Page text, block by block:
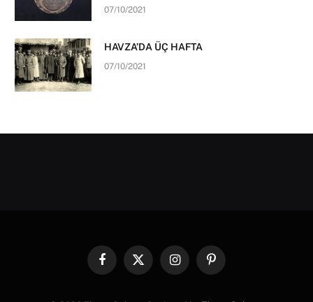
07/10/2021
HAVZA’DA ÜÇ HAFTA
07/10/2021
FacebookX
InstagramPinterest